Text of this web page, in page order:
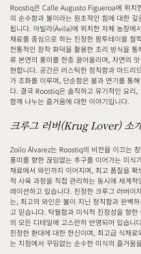
Roostiq은 Calle Augusto Figueroa에 위치
의 순수함과 불이라는 원초적인 힘에 대한
됩니다. 아빌라(Ávila)에 위치한 자체 농장에
재료를 중심으로 하는 진정한 팜투테이블
전통적인 장작 화덕을 활용한 조리 방식을
류 본연의 풍미를 한층 끌어올리며, 자연의
현합니다. 공간은 러스틱한 정직함과 마드리
가 조화를 이루며, 단순함은 불과 연기를 통
다. 결국 Roostiq은 솔직하고 유기적인 요리
함께 나누는 즐거움에 대한 이야기입니다.
크루그 러버(Krug Lover) 소
Zoilo Álvarez는 Roostiq의 비전을 이끄는
풍미를 향한 끊임없는 추구를 이어가는 미식
재료에서 와인까지 이어지며, 최고 품질을
적 사육 과정을 직접 관리하는 동시에 세계
레이션하고 있습니다. 진정한 크루그 러버
는, 최고의 와인은 불이 지닌 정직함과 완벽
고 믿습니다. 탁월함과 미식적 진정성을 향
의 모든 디테일에 고스란히 반영되어 있습
진정한 환대에 대한 헌신이며, 최고급 식재
는 지점에서 꾸밈없는 순수한 미식의 즐거움